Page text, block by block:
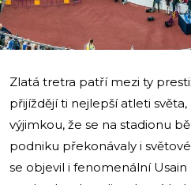
Zlatá tretra patří mezi ty
přijíždějí ti nejlepší atleti
výjimkou, že se na stadionu
podniku překonávaly i
se objevil i fenomenální Usain